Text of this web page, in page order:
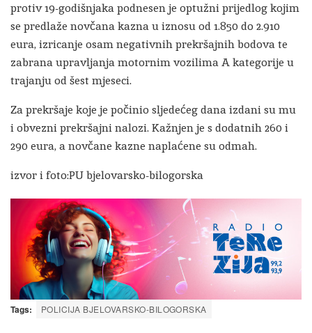
protiv 19-godišnjaka podnesen je optužni prijedlog kojim
se predlaže novčana kazna u iznosu od 1.850 do 2.910
eura, izricanje osam negativnih prekršajnih bodova te
zabrana upravljanja motornim vozilima A kategorije u
trajanju od šest mjeseci.
Za prekršaje koje je počinio sljedećeg dana izdani su mu
i obvezni prekršajni nalozi. Kažnjen je s dodatnih 260 i
290 eura, a novčane kazne naplaćene su odmah.
izvor i foto:PU bjelovarsko-bilogorska
Tags: POLICIJA BJELOVARSKO-BILOGORSKA